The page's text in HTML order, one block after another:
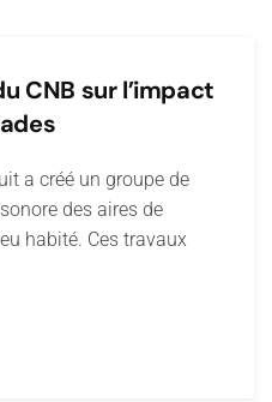
CNB sur l’impact
a créé un groupe de
des aires de
habité. Ces travaux